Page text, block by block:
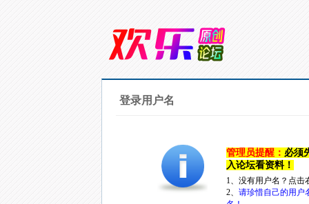
登录用户名
管理员提醒： 必须
入论坛看资料！
1、没有用户名？点
2、 请珍惜自己的用户